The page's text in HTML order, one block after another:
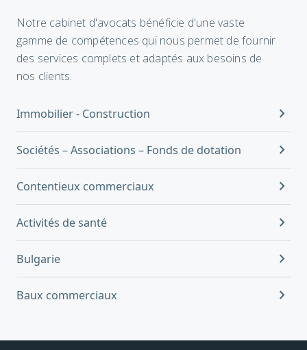
Notre cabinet d'avocats bénéficie d'une vaste
gamme de compétences qui nous permet de fournir
des services complets et adaptés aux besoins de
nos clients.
Immobilier - Construction chevron_right
Sociétés – Associations – Fonds de dotation chevron_right
Contentieux commerciaux chevron_right
Activités de santé chevron_right
Bulgarie chevron_right
Baux commerciaux chevron_right